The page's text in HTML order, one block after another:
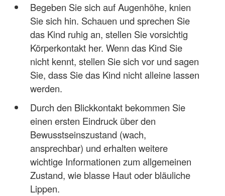
Begeben Sie sich auf Augenhöhe, knien
Sie sich hin. Schauen und sprechen Sie
das Kind ruhig an, stellen Sie vorsichtig
Körperkontakt her. Wenn das Kind Sie
nicht kennt, stellen Sie sich vor und sagen
Sie, dass Sie das Kind nicht alleine lassen
werden.
Durch den Blickkontakt bekommen Sie
einen ersten Eindruck über den
Bewusstseinszustand (wach,
ansprechbar) und erhalten weitere
wichtige Informationen zum allgemeinen
Zustand, wie blasse Haut oder bläuliche
Lippen.